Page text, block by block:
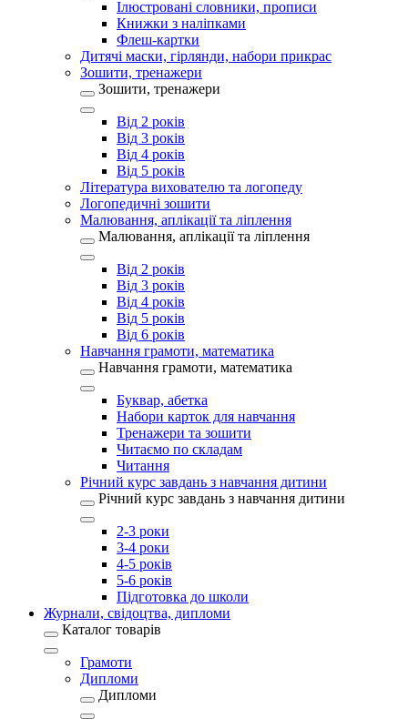
Ілюстровані словники, прописи
Книжки з наліпками
Флеш-картки
Дитячі маски, гірлянди, набори прикрас
Зошити, тренажери
Зошити, тренажери
Від 2 років
Від 3 років
Від 4 років
Від 5 років
Література вихователю та логопеду
Логопедичні зошити
Малювання, аплікації та ліплення
Малювання, аплікації та ліплення
Від 2 років
Від 3 років
Від 4 років
Від 5 років
Від 6 років
Навчання грамоти, математика
Навчання грамоти, математика
Буквар, абетка
Набори карток для навчання
Тренажери та зошити
Читаємо по складам
Читання
Річний курс завдань з навчання дитини
Річний курс завдань з навчання дитини
2-3 роки
3-4 роки
4-5 років
5-6 років
Підготовка до школи
Журнали, свідоцтва, дипломи
Каталог товарів
Грамоти
Дипломи
Дипломи